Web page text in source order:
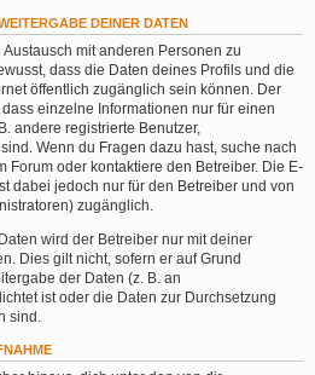
DEINER DATEN
mit anderen Personen zu
dass die Daten deines Profils und die
öffentlich zugänglich sein können. Der
einzelne Informationen nur für einen
andere registrierte Benutzer,
Wenn du Fragen dazu hast, suche nach
Forum oder kontaktiere den Betreiber. Die E-
dabei jedoch nur für den Betreiber und von
zugänglich.
wird der Betreiber nur mit deiner
Dies gilt nicht, sofern er auf Grund
der Daten (z. B. an
ist oder die Daten zur Durchsetzung
sind.